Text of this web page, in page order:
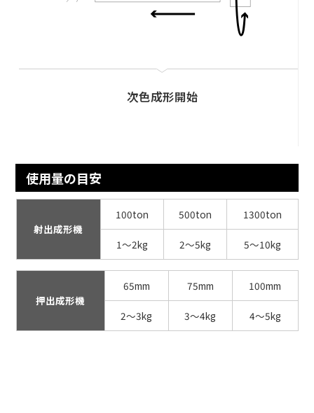
次色成形開始
使用量の目安
射出成形機
100ton 500ton 1300ton
1～2kg 2～5kg 5～10kg
押出成形機
65mm 75mm 100mm
2～3kg 3～4kg 4～5kg